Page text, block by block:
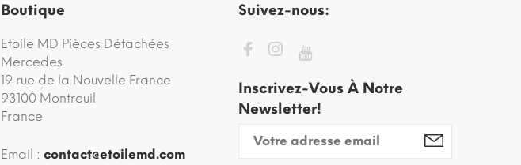
Boutique
Etoile MD Pièces Détachées
Mercedes
19 rue de la Nouvelle France
93100 Montreuil
France
Email : contact@etoilemd.com
Suivez-nous:
Inscrivez-Vous À Notre
Newsletter!